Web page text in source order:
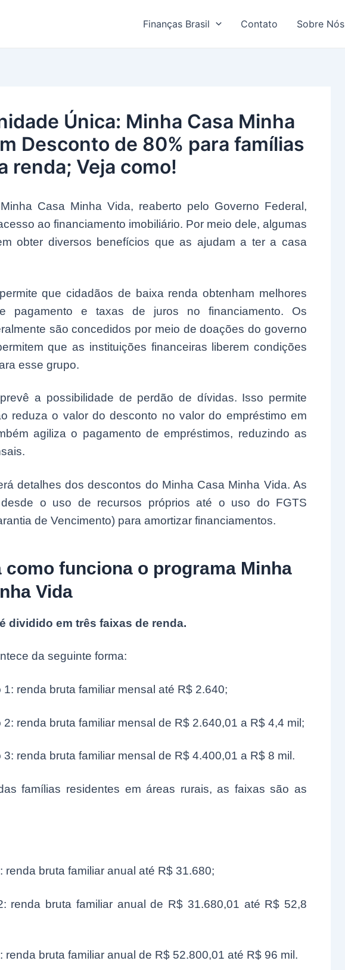
Finanças Brasil Contato Sobre Nós
Única: Minha Casa Minha
Desconto de 80% para famílias
renda; Veja como!
Casa Minha Vida, reaberto pelo Governo Federal,
ao financiamento imobiliário. Por meio dele, algumas
obter diversos benefícios que as ajudam a ter a casa
que cidadãos de baixa renda obtenham melhores
pagamento e taxas de juros no financiamento. Os
são concedidos por meio de doações do governo
que as instituições financeiras liberem condições
esse grupo.
a possibilidade de perdão de dívidas. Isso permite
reduza o valor do desconto no valor do empréstimo em
agiliza o pagamento de empréstimos, reduzindo as
detalhes dos descontos do Minha Casa Minha Vida. As
o uso de recursos próprios até o uso do FGTS
de Vencimento) para amortizar financiamentos.
como funciona o programa Minha
Vida
dividido em três faixas de renda.
da seguinte forma:
1: renda bruta familiar mensal até R$ 2.640;
2: renda bruta familiar mensal de R$ 2.640,01 a R$ 4,4 mil;
3: renda bruta familiar mensal de R$ 4.400,01 a R$ 8 mil.
famílias residentes em áreas rurais, as faixas são as
renda bruta familiar anual até R$ 31.680;
renda bruta familiar anual de R$ 31.680,01 até R$ 52,8
renda bruta familiar anual de R$ 52.800,01 até R$ 96 mil.